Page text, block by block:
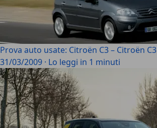
Prova auto usate: Citroën C3 – Citroën C3
31/03/2009 · Lo leggi in 1 minuti